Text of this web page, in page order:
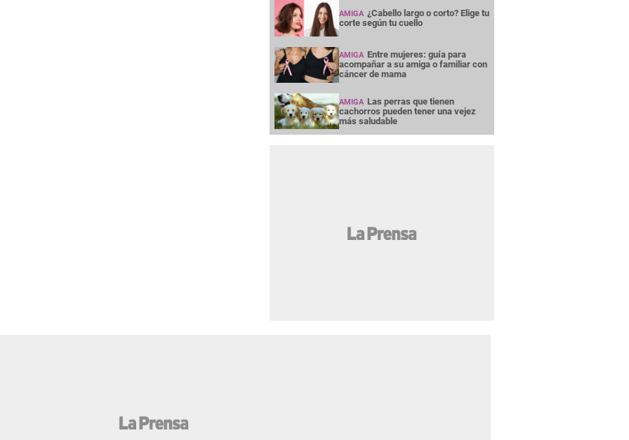
AMIGA ¿Cabello largo o corto? Elige tu
corte según tu cuello
AMIGA Entre mujeres: guía para
acompañar a su amiga o familiar con
cáncer de mama
AMIGA Las perras que tienen
cachorros pueden tener una vejez
más saludable